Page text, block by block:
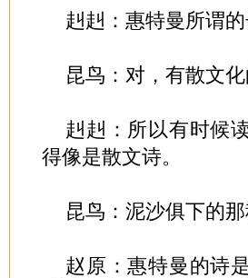
赳赳：惠特曼所谓
昆鸟：对，有散文化
赳赳：所以有时候
得像是散文诗。
昆鸟：泥沙俱下的那
赵原：惠特曼的诗